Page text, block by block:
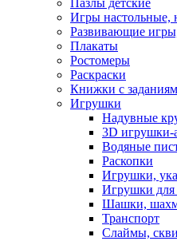
Пазлы детские
Игры настольные,
Развивающие
Плакаты
Ростомеры
Раскраски
Книжки с
Игрушки
Надувные
3D игрушки-
Водяные
Раскопки
Игрушки,
Игрушки для
Шашки,
Транспорт
Слаймы,